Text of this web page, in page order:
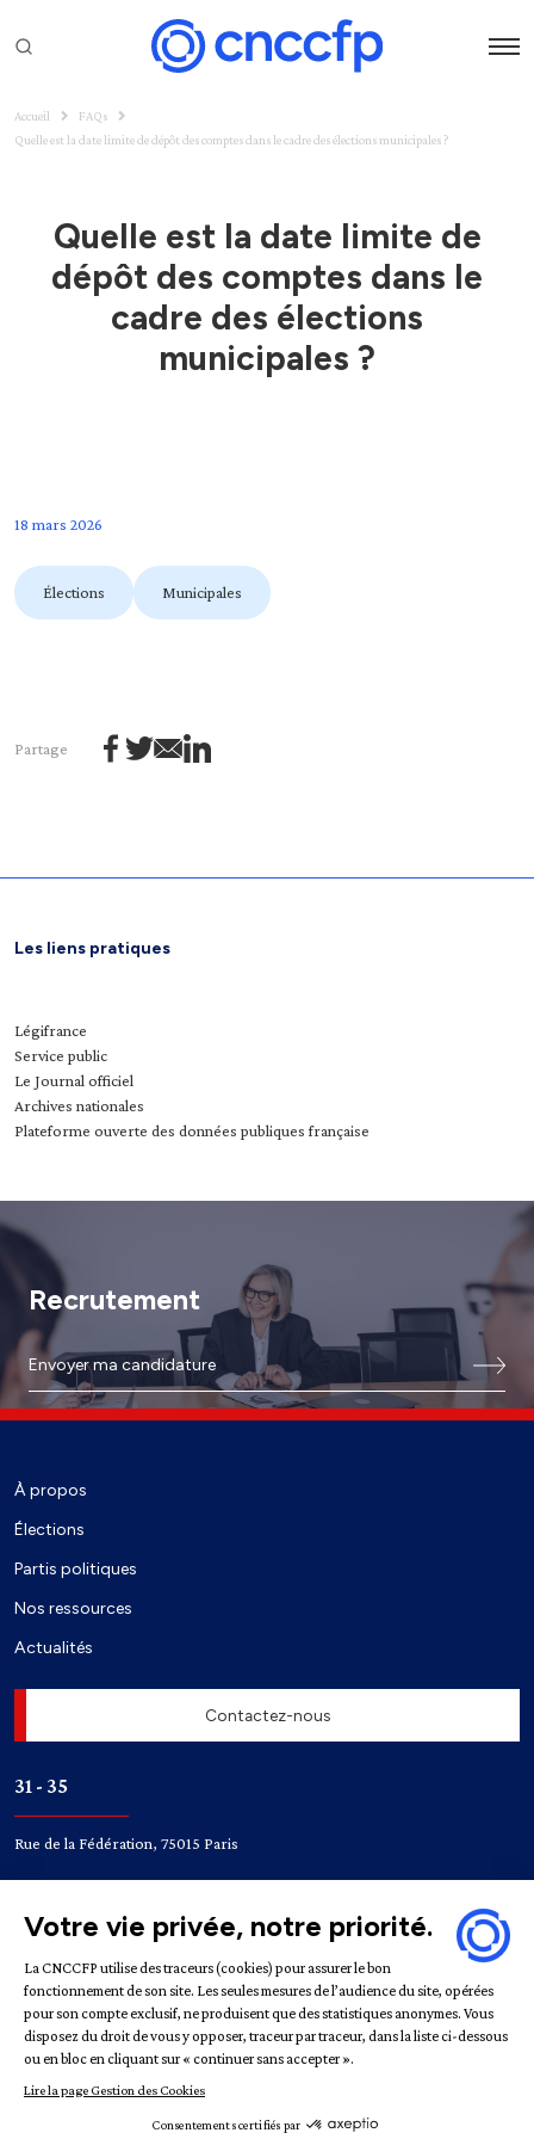
Accueil
FAQs
Quelle est la date limite de dépôt des comptes dans le cadre des élections municipales ?
Quelle est la date limite de
dépôt des comptes dans le
cadre des élections
municipales ?
18 mars 2026
Élections Municipales
Partage
Les liens pratiques
Légifrance
Service public
Le Journal officiel
Archives nationales
Plateforme ouverte des données publiques française
Recrutement
Envoyer ma candidature
À propos
Élections
Partis politiques
Nos ressources
Actualités
Contactez-nous
31 - 35
Rue de la Fédération, 75015 Paris
Bir-Hakeim Champ de Mars
Mentions légales Politique de confidentialité
Gestion des
cookies